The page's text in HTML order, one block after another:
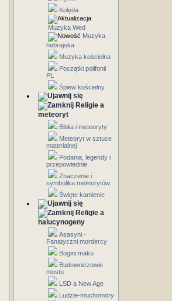
Kolęda
Muzyka Wed
Muzyka
hebrajska
Muzyka kościelna
Początki polifonii
PL
Śpiew kościelny
Religie a
meteoryt
Biblia i meteoryty
Meteoryt w sztuce
materialnej
Podania, legendy i
przepowiednie
Znaczenie i
symbolika meteorytów
Święte kamienie
Religie a
halucynogeny
Asasyni -
Fanatyczni mordercy
Bogini maku
Budowniczowie
mostu
LSD a New Age
Ludzie-muchomory